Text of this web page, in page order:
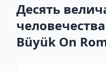
Десять
человечества
Büyük On